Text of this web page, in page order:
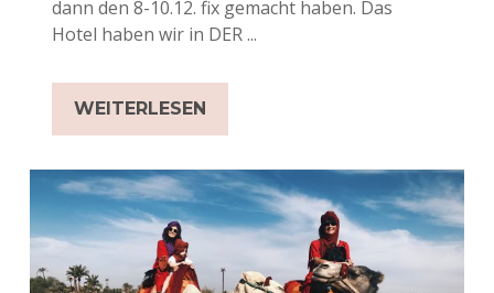
dann den 8-10.12. fix gemacht haben. Das
Hotel haben wir in DER ...
WEITERLESEN